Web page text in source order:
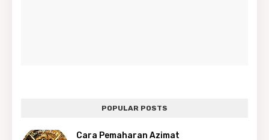
POPULAR POSTS
Cara Pemaharan Azimat